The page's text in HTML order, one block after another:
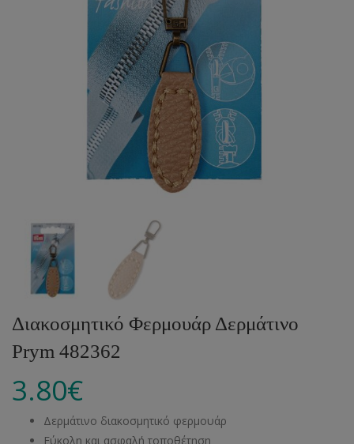
Διακοσμητικό Φερμουάρ Δερμάτινο
Prym 482362
3.80€
Δερμάτινο διακοσμητικό φερμουάρ
Εύκολη και ασφαλή τοποθέτηση